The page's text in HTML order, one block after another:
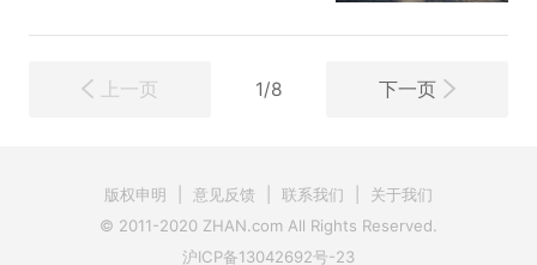
上一页 1/8 下一页
版权申明 意见反馈 联系我们
关于我们
© 2011-2020 ZHAN.com All Rights Reserved.
沪ICP备13042692号-23